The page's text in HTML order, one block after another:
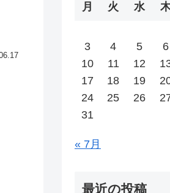
月
火 水
3
4 5 6
10
11 12
17
18 19
24
25 26
31
« 7月
最近の投稿